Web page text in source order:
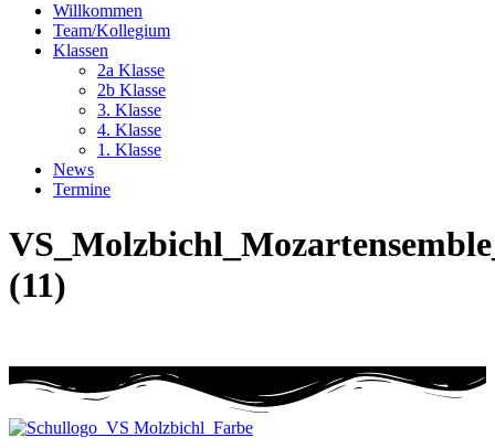
Willkommen
Team/Kollegium
Klassen
2a Klasse
2b Klasse
3. Klasse
4. Klasse
1. Klasse
News
Termine
(11)